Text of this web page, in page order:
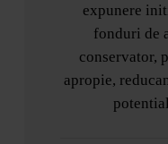
expunere
fonduri de
conservator,
apropie,